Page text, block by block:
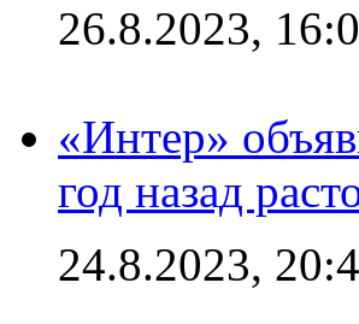
26.8.2023,
«Интер»
год назад
24.8.2023,